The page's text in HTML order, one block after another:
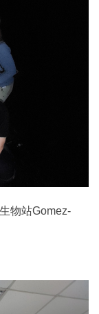
物站Gomez-